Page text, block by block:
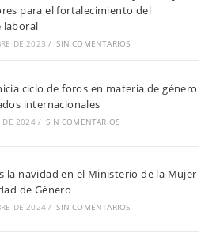
para el fortalecimiento del
laboral
DE 2023 / SIN COMENTARIOS
ciclo de foros en materia de género
internacionales
DE 2024 / SIN COMENTARIOS
la navidad en el Ministerio de la Mujer
de Género
DE 2024 / SIN COMENTARIOS